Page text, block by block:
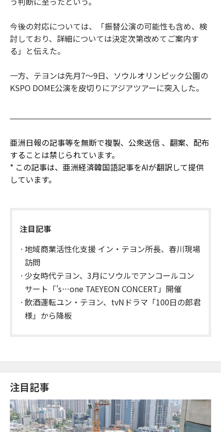
今後の対応については、「振替公演の可能性も含め、検
討しており、詳細については決定次第改めてご案内す
る」と伝えた。
一方、テヨンは先月7～9日、ソウルオリンピック公園の
KSPO DOME公演を皮切りにアジアツアーに突入した。
亜洲日報の記事等を無断で複製、公衆送信 、翻案、配布
することは禁じられています。
* この記事は、亜洲経済韓国語記事をAIが翻訳して提供
しています。
注目記事
地域商業活性化支援 イン・テヨン所長、春川現場
訪問
少女時代テヨン、3月にソウルでアンコールコン
サート「's…one TAEYEON CONCERT」開催
飲酒運転ユン・テヨン、tvNドラマ「100日の郎君
様」から降板
注目記事